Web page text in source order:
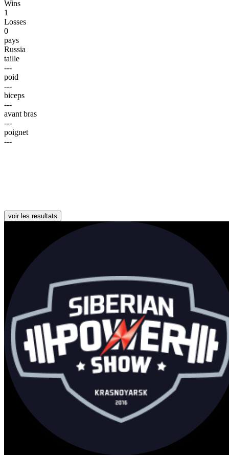
Wins
1
Losses
0
pays
Russia
taille
---
poid
---
biceps
---
avant bras
---
poignet
---
voir les resultats